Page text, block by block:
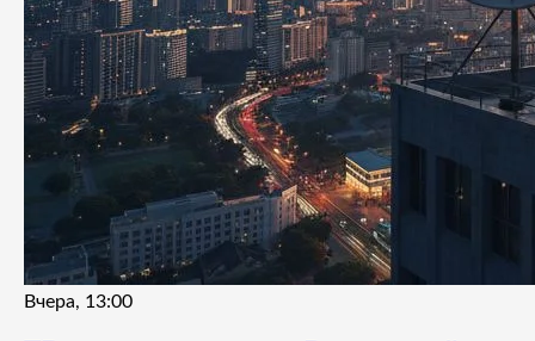
Вчера, 13:00